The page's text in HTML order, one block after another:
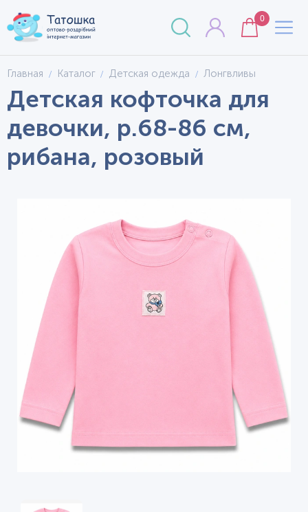
0
Главная Каталог Детская одежда Лонгвливы
Детская кофточка для
девочки, р.68-86 см,
рибана, розовый